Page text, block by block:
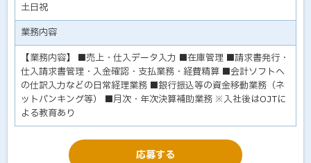
土日祝
業務内容
【業務内容】 ■売上・仕入データ入力 ■在庫管理 ■請求書発行・
仕入請求書管理・入金確認・支払業務・経費精算 ■会計ソフトへ
の仕訳入力などの日常経理業務 ■銀行振込等の資金移動業務（ネ
ットバンキング等） ■月次・年次決算補助業務 ※入社後はOJTに
よる教育あり
応募する